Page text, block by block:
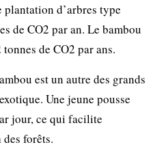
plantation d’arbres type
de CO2 par an. Le bambou
de CO2 par ans.
est un autre des grands
Une jeune pousse
jour, ce qui facilite
forêts.